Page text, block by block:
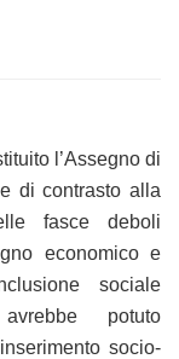
l’Assegno di
di contrasto alla
fasce deboli
economico e
sociale
potuto
socio-